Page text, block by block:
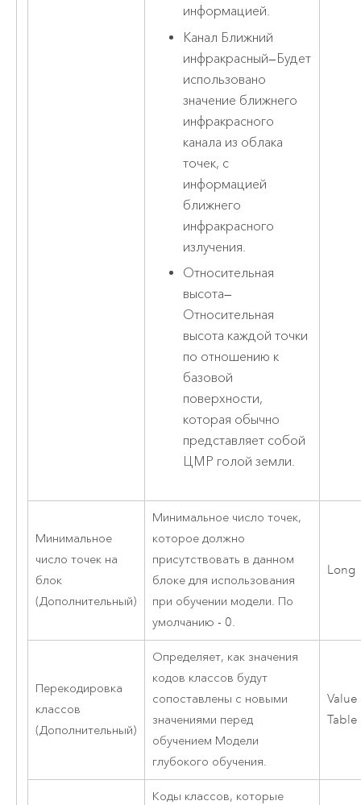
информацией.
Канал Ближний
инфракрасный—Будет
использовано
значение ближнего
инфракрасного
канала из облака
точек, с
информацией
ближнего
инфракрасного
излучения.
Относительная
высота—
Относительная
высота каждой точки
по отношению к
базовой
поверхности,
которая обычно
представляет собой
ЦМР голой земли.
Минимальное
число точек на
блок
(Дополнительный)
Минимальное число точек,
которое должно
присутствовать в данном
блоке для использования
при обучении модели. По
умолчанию - 0.
Long
Перекодировка
классов
(Дополнительный)
Определяет, как значения
кодов классов будут
сопоставлены с новыми
значениями перед
обучением Модели
глубокого обучения.
Value
Table
Коды классов, которые